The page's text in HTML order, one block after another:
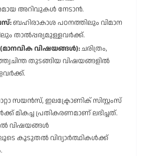
അറിവുകൾ നേടാൻ.
ബഹിരാകാശ പഠനത്തിലും വിമാന
താൽപ്പര്യമുള്ളവർക്ക്.
(മാനവിക വിഷയങ്ങൾ):ചരിത്രം,
തുടങ്ങിയ വിഷയങ്ങളിൽ
സയൻസ്, ഇലക്ട്രോണിക് സിസ്റ്റംസ്
മികച്ച പ്രതികരണമാണ് ലഭിച്ചത്.
വിഷയങ്ങൾ
കൂടുതൽ വിദ്യാർത്ഥികൾക്ക്